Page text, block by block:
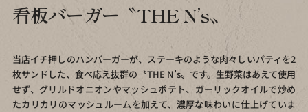
看板バーガー〝THE N’s〟
当店イチ押しのハンバーガーが、ステーキのような肉々しいパティを2
枚サンドした、食べ応え抜群の〝THE N’s〟です。 生野菜はあえて使用
せず、グリルドオニオンやマッシュポテト、 ガーリックオイルで炒め
たカリカリのマッシュルームを加えて、 濃厚な味わいに仕上げていま